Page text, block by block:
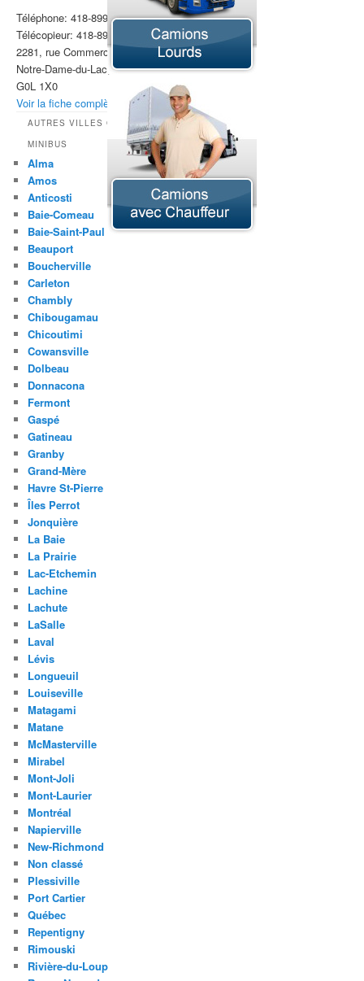
Téléphone: 418-899-0058
Télécopieur: 418-899-0963
2281, rue Commerciale Sud
Notre-Dame-du-Lac, Québec
G0L 1X0
Voir la fiche complète »
AUTRES VILLES OFFRANT LA LOCATION DE
MINIBUS
Alma
Amos
Anticosti
Baie-Comeau
Baie-Saint-Paul
Beauport
Boucherville
Carleton
Chambly
Chibougamau
Chicoutimi
Cowansville
Dolbeau
Donnacona
Fermont
Gaspé
Gatineau
Granby
Grand-Mère
Havre St-Pierre
Îles Perrot
Jonquière
La Baie
La Prairie
Lac-Etchemin
Lachine
Lachute
LaSalle
Laval
Lévis
Longueuil
Louiseville
Matagami
Matane
McMasterville
Mirabel
Mont-Joli
Mont-Laurier
Montréal
Napierville
New-Richmond
Non classé
Plessiville
Port Cartier
Québec
Repentigny
Rimouski
Rivière-du-Loup